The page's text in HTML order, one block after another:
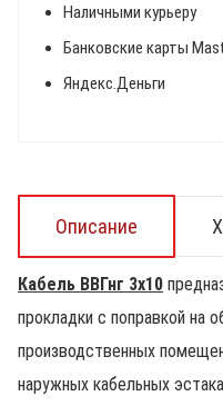
Наличными курьеру
Банковские карты
Яндекс.Деньги
Описание
Кабель ВВГнг 3х10
прокладки с поправкой на
производственных
наружных кабельных